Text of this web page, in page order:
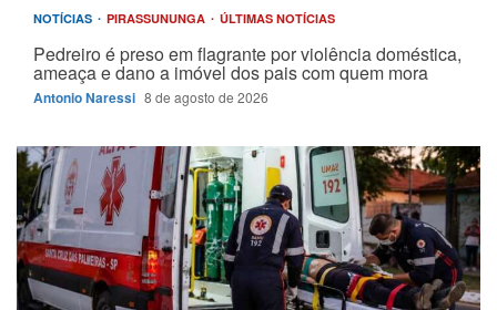
NOTÍCIAS PIRASSUNUNGA ÚLTIMAS NOTÍCIAS
Pedreiro é preso em flagrante por violência doméstica,
ameaça e dano a imóvel dos pais com quem mora
Antonio Naressi 8 de agosto de 2026